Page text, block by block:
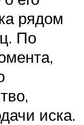
рядом
По
иска.